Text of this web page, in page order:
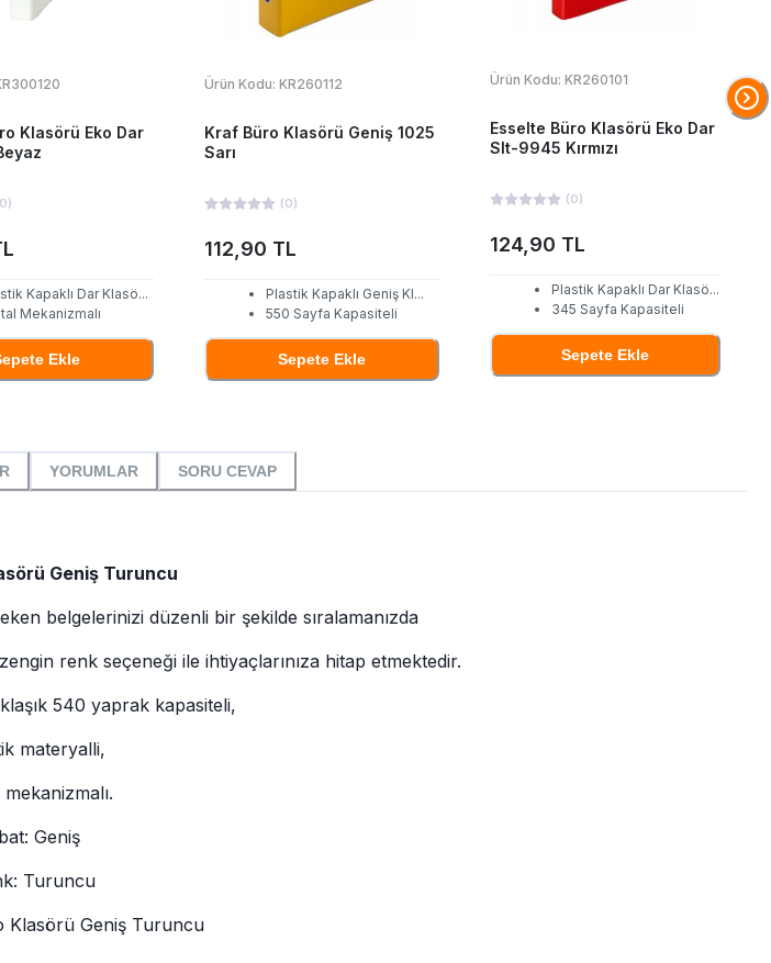
Klasörü Eko Dar
0)
Kapaklı Dar Klasö...
Mekanizmalı
Ekle
Ürün Kodu: KR260112
Kraf Büro Klasörü Geniş 1025
Sarı
(0)
112,90 TL
Plastik Kapaklı Geniş Kl...
550 Sayfa Kapasiteli
Sepete Ekle
Ürün Kodu: KR260101
Esselte Büro Klasörü Eko Dar
Slt-9945 Kırmızı
(0)
124,90 TL
Plastik Kapaklı Dar Klasö...
345 Sayfa Kapasiteli
Sepete Ekle
YORUMLAR SORU CEVAP
Geniş Turuncu
belgelerinizi düzenli bir şekilde sıralamanızda
renk seçeneği ile ihtiyaçlarınıza hitap etmektedir.
540 yaprak kapasiteli,
materyalli,
Geniş
Turuncu
Klasörü Geniş Turuncu